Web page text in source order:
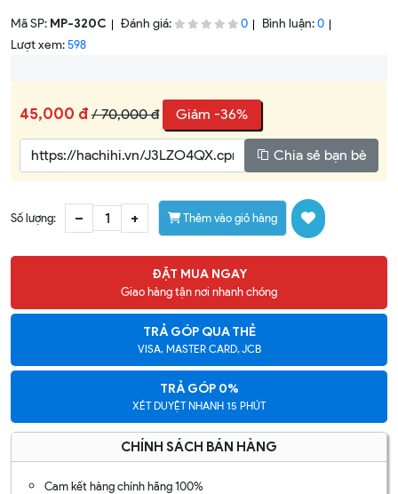
Mã SP: MP-320C Đánh giá: 0 Bình luận: 0
Lượt xem: 598
45,000 đ / 70,000 đ Giảm -36%
Chia sẻ bạn bè
Số lượng: – + Thêm vào giỏ hàng
ĐẶT MUA NGAY
Giao hàng tận nơi nhanh chóng
TRẢ GÓP QUA THẺ
VISA, MASTER CARD, JCB
TRẢ GÓP 0%
XÉT DUYỆT NHANH 15 PHÚT
CHÍNH SÁCH BÁN HÀNG
Cam kết hàng chính hãng 100%